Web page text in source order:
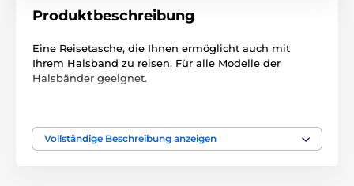
Produktbeschreibung
Eine Reisetasche, die Ihnen ermöglicht auch mit
Ihrem Halsband zu reisen. Für alle Modelle der
Halsbänder geeignet.
zur Illustration.
Vollständige Beschreibung anzeigen